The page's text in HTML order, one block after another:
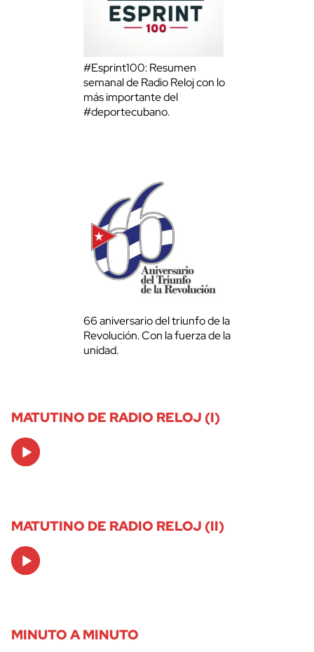
#Esprint100: Resumen
semanal de Radio Reloj con lo
más importante del
#deportecubano.
66 aniversario del triunfo de la
Revolución. Con la fuerza de la
unidad.
MATUTINO DE RADIO RELOJ (I)
Audio
Player
MATUTINO DE RADIO RELOJ (II)
Audio
Player
MINUTO A MINUTO